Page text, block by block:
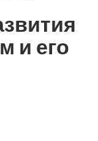
и его